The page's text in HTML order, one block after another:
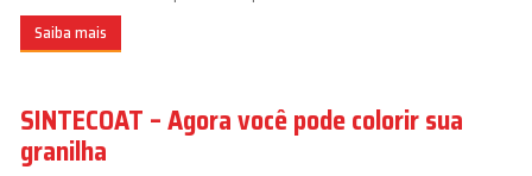
Saiba mais
SINTECOAT – Agora você pode colorir sua
granilha